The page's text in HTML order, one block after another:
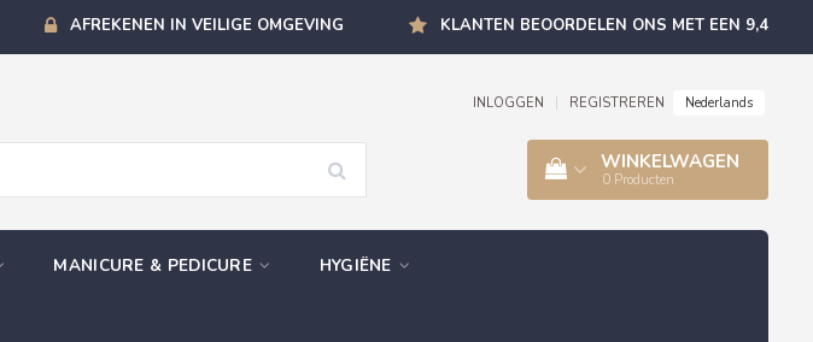
AFREKENEN IN VEILIGE OMGEVING KLANTEN BEOORDELEN ONS MET EEN 9,4
INLOGGEN REGISTREREN Nederlands
WINKELWAGEN
0 Producten
MANICURE & PEDICURE HYGIËNE